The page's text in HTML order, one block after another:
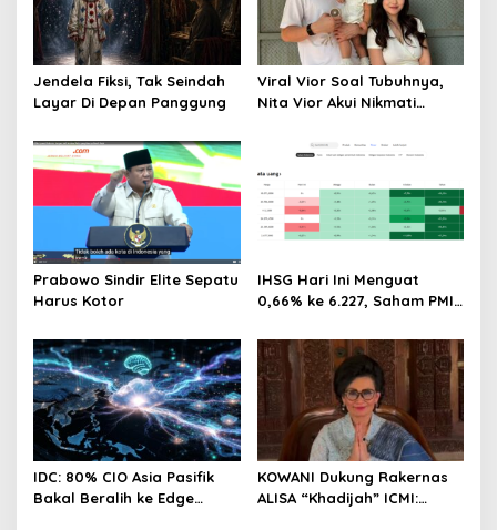
Jendela Fiksi, Tak Seindah
Layar Di Depan Panggung
Viral Vior Soal Tubuhnya,
Nita Vior Akui Nikmati
Prabowo Sindir Elite Sepatu
Harus Kotor
IHSG Hari Ini Menguat
0,66% ke 6.227, Saham PMII,
28%! Ini Daftar Saham
Paling Cuan & Volume
Tertinggi 31 Juli 2026
IDC: 80% CIO Asia Pasifik
Bakal Beralih ke Edge
KOWANI Dukung Rakernas
ALISA “Khadijah” ICMI: